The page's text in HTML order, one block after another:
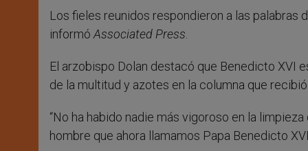
Los fieles reunidos respondieron a las palabras
informóAssociated Press.
El arzobispo Dolan destacó que Benedicto XVI
de la multitud y azotes en la columna que recibió
“No ha habido nadie más vigoroso en la
hombre que ahora llamamos Papa Benedicto